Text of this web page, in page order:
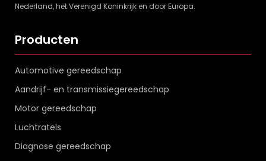
Nederland, het Verenigd Koninkrijk en door Europa.
Producten
Automotive gereedschap
Aandrijf- en transmissiegereedschap
Motor gereedschap
Luchtratels
Diagnose gereedschap